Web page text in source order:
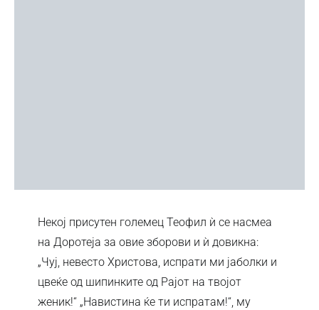
Некој присутен големец Теофил ѝ се насмеа
на Доротеја за овие зборови и ѝ довикна:
„Чуј, невесто Христова, испрати ми јаболки и
цвеќе од шипинките од Рајот на твојот
женик!“ „Навистина ќе ти испратам!“, му